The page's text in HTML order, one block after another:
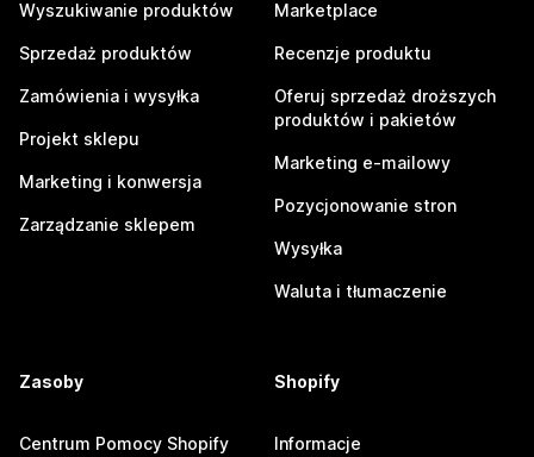
Wyszukiwanie produktów
Sprzedaż produktów
Zamówienia i wysyłka
Projekt sklepu
Marketing i konwersja
Zarządzanie sklepem
Marketplace
Recenzje produktu
Oferuj sprzedaż droższych
produktów i pakietów
Marketing e-mailowy
Pozycjonowanie stron
Wysyłka
Waluta i tłumaczenie
Zasoby
Centrum Pomocy Shopify
Shopify
Informacje